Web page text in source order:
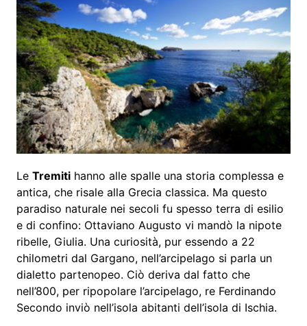
Le Tremitihanno alle spalle una storia complessa e
antica, che risale alla Grecia classica. Ma questo
paradiso naturale nei secoli fu spesso terra di esilio
e di confino: Ottaviano Augusto vi mandò la nipote
ribelle, Giulia. Una curiosità, pur essendo a 22
chilometri dal Gargano, nell’arcipelago si parla un
dialetto partenopeo. Ciò deriva dal fatto che
nell’800, per ripopolare l’arcipelago, re Ferdinando
Secondo inviò nell’isola abitanti dell’isola di Ischia.